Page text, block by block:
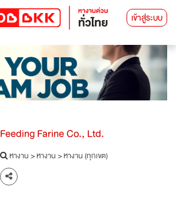
เข้าสู่ระบบ
Feeding Farine Co., Ltd.
หางาน>หางาน>หางาน (ทุกเขต)